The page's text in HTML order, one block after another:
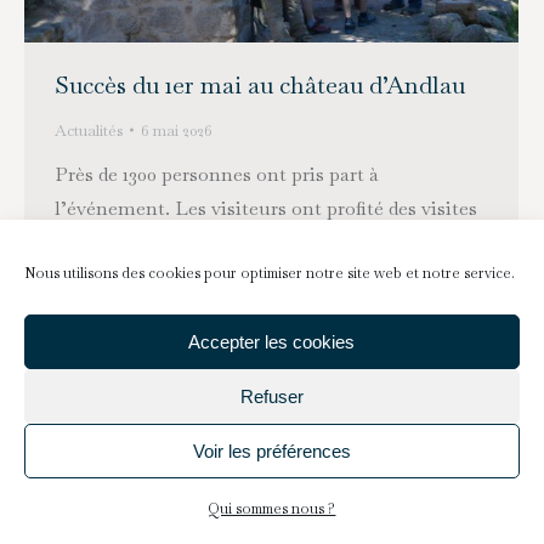
Nous utilisons des cookies pour optimiser notre site web et notre service.
Accepter les cookies
Refuser
Voir les préférences
Qui sommes nous ?
Succès du 1er mai au château d’Andlau
Actualités 6 mai 2026
Près de 1300 personnes ont pris part à
l’événement. Les visiteurs ont profité des visites
maçons, découvrant ainsi le patrimoine et le
savoir-faire artisanal. De nombreux participants
ont apprécié les aménagements mis à